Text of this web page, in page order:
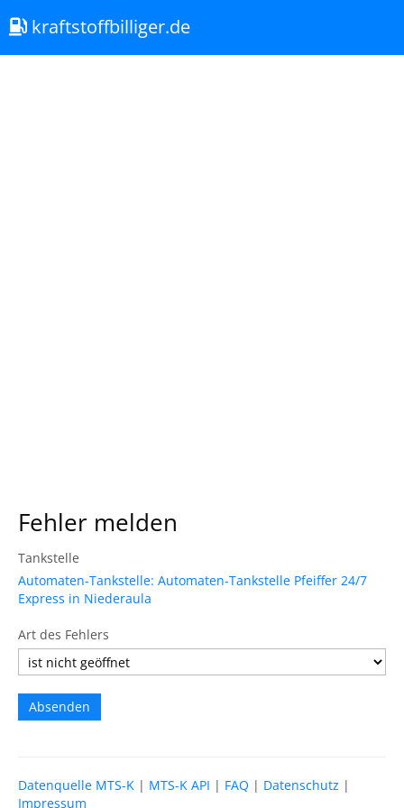
kraftstoffbilliger.de
Fehler melden
Tankstelle
Automaten-Tankstelle: Automaten-Tankstelle Pfeiffer 24/7
Express in Niederaula
Art des Fehlers
Datenquelle MTS-K | MTS-K API | FAQ | Datenschutz |
Impressum